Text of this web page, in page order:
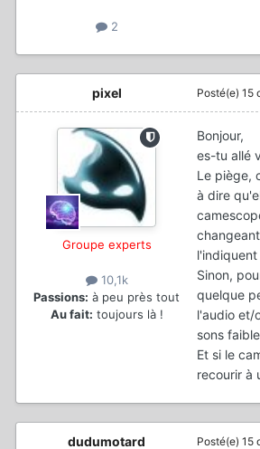
2
pixel
Groupe experts
10,1k
Passions: à peu près tout
Au fait: toujours là !
Posté(e) 15
Bonjour,
es-tu allé
Le piège,
à dire
l'indiquent
Sinon,
quelque
l'audio et/
sons
Et si le
recourir à
dudumotard Posté(e) 15